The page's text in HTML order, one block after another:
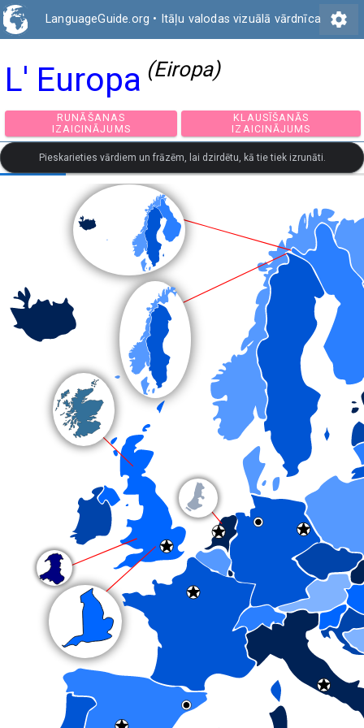
LanguageGuide.org • Itāļu valodas vizuālā vārdnīca settings
L' Europa (Eiropa)
RUNĀŠANAS
IZAICINĀJUMS
KLAUSĪŠANĀS
IZAICINĀJUMS
Pieskarieties vārdiem un frāzēm, lai dzirdētu, kā tie tiek izrunāti.